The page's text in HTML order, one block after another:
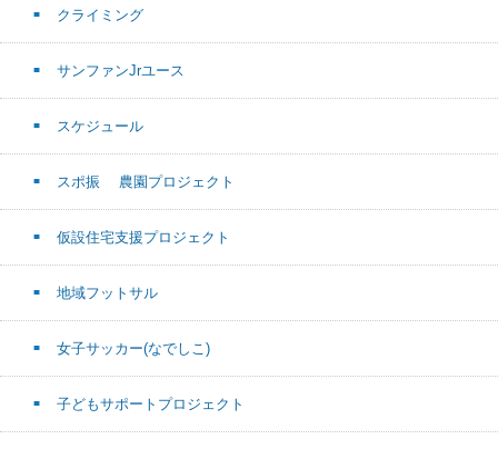
クライミング
サンファンJrユース
スケジュール
スポ振 農園プロジェクト
仮設住宅支援プロジェクト
地域フットサル
女子サッカー(なでしこ)
子どもサポートプロジェクト